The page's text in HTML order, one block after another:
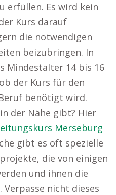
erfüllen. Es wird kein
Kurs darauf
die notwendigen
beizubringen. In
Mindestalter 14 bis 16
der Kurs für den
benötigt wird.
der Nähe gibt? Hier
Merseburg
gibt es oft spezielle
die von einigen
und ihnen die
nicht dieses